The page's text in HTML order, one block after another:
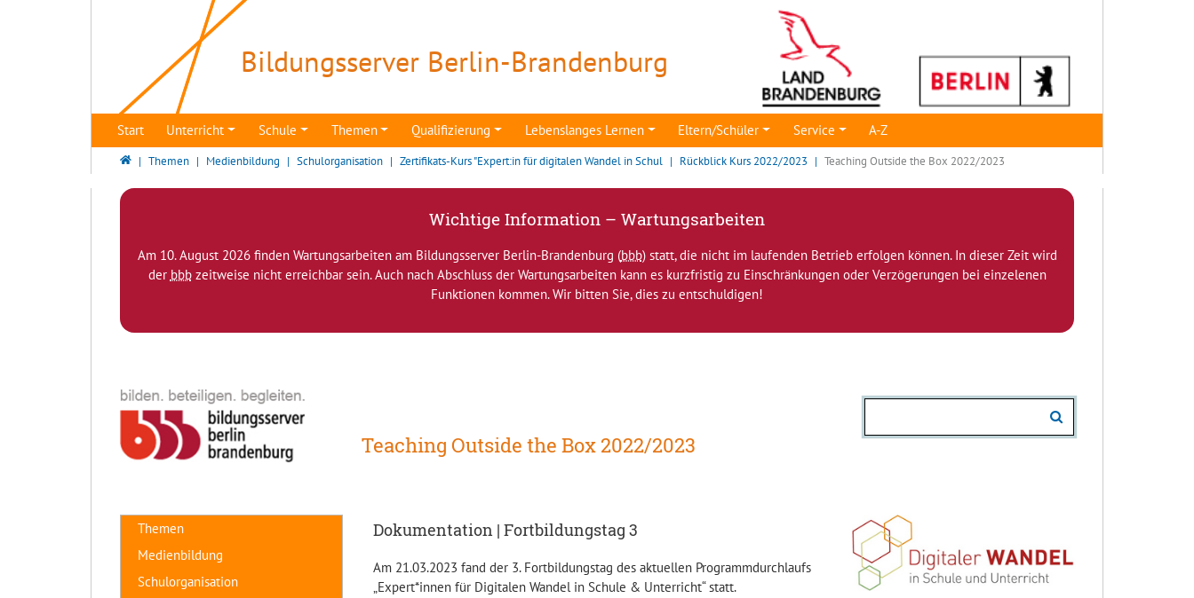
Bildungsserver Berlin-Brandenburg
Start Unterricht Schule Themen Qualifizierung Lebenslanges Lernen Eltern/Schüler Service A-Z
Bildungsserver Berlin - Brandenburg
Themen Medienbildung Schulorganisation Zertifikats-Kurs "Expert:in für digitalen Wandel in Schul Rückblick Kurs 2022/2023 Teaching Outside the Box 2022/2023
Wichtige Information – Wartungsarbeiten
Am 10. August 2026 finden Wartungsarbeiten am Bildungsserver Berlin-Brandenburg (bbb) statt, die nicht im laufenden Betrieb erfolgen können. In dieser Zeit wird
der bbbzeitweise nicht erreichbar sein. Auch nach Abschluss der Wartungsarbeiten kann es kurzfristig zu Einschränkungen oder Verzögerungen bei einzelenen
Funktionen kommen. Wir bitten Sie, dies zu entschuldigen!
Teaching Outside the Box 2022/2023
Dokumentation | Fortbildungstag 3
Am 21.03.2023 fand der 3. Fortbildungstag des aktuellen Programmdurchlaufs
„Expert*innen für Digitalen Wandel in Schule & Unterricht“ statt.
Themen
Medienbildung
Schulorganisation